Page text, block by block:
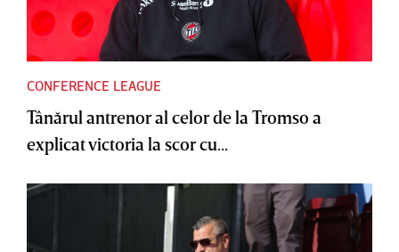
CONFERENCE LEAGUE
Tânărul antrenor al celor de la Tromso a
explicat victoria la scor cu...